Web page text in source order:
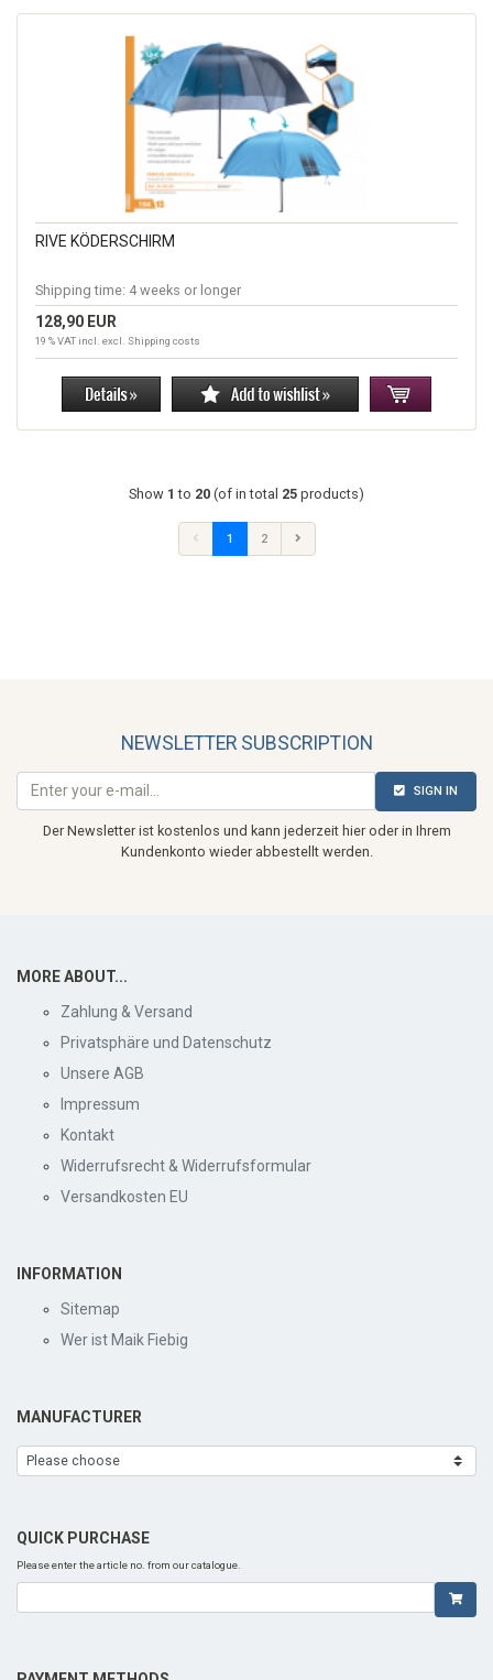
RIVE KÖDERSCHIRM
Shipping time: 4 weeks or longer
128,90 EUR
19 % VAT incl. excl. Shipping costs
Show 1 to 20 (of in total 25 products)
1 2
NEWSLETTER SUBSCRIPTION
SIGN IN
Der Newsletter ist kostenlos und kann jederzeit hier oder in Ihrem
Kundenkonto wieder abbestellt werden.
MORE ABOUT...
Zahlung & Versand
Privatsphäre und Datenschutz
Unsere AGB
Impressum
Kontakt
Widerrufsrecht & Widerrufsformular
Versandkosten EU
INFORMATION
Sitemap
Wer ist Maik Fiebig
MANUFACTURER
QUICK PURCHASE
Please enter the article no. from our catalogue.